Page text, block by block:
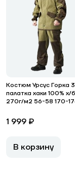
Костюм Урсус Горка 3
палатка хаки 100% х/б
270г/м2 56-58 170-
1 999 ₽
В корзину